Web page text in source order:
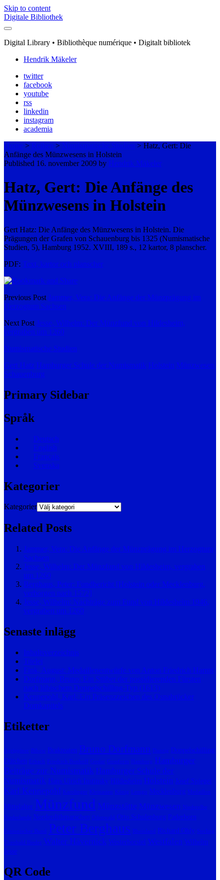
Skip to content
Digitale Bibliothek
Digital Library • Bibliothèque numérique • Digitalt bibliotek
Hendrik Mäkeler
twitter
facebook
youtube
rss
linkedin
instagram
academia
Home > Reihen > Numismatische Studien > Hatz, Gert: Die
Anfänge des Münzwesens in Holstein
Published 16. november 2009 by Hendrik Mäkeler
Hatz, Gert: Die Anfänge des
Münzwesens in Holstein
Gert Hatz: Die Anfänge des Münzwesens in Holstein. Die
Prägungen der Grafen von Schauenburg bis 1325 (Numismatische
Studien, 5), Hamburg 1952. XVIII, 189 s., 12 kartor, 8 planscher.
PDF: Text, kartor och planscher
Previous Post Jammer, Vera: Die Anfänge der Münzprägung im
Herzogtum Sachsen
Next Post Jesse, Wilhelm: Der Münzfund von Hildesheim,
vergraben um 1260
Numismatische Studien
Gert Hatz Hamburger Schule der Numismatik Holstein Münzwesen
Schauenburg
Primary Sidebar
Språk
Deutsch
English
Français
Svenska
Kategorier
Kategorier
Related Posts
Jammer, Vera: Die Anfänge der Münzprägung im Herzogtum
Sachsen
Jesse, Wilhelm: Der Münzfund von Hildesheim, vergraben
um 1260
Berghaus, Peter: Fundbericht [Holstein oder Mecklenburg,
verborgen nach 1572]
Jesse, Wilhelm: Nachträge zum Fund von Hildesheim 1946,
vergraben um 1260
Senaste inlägg
Inhaltsverzeichnis
Titelei
Fink, August: Medaillenentwürfe von Anton Friedrich Harms
Dorfmann, Bruno: Ein Stüber der possidierenden Fürsten
nach lübischem Doppelschilling-Typ (1613)
Kennepohl, Karl: Ein Präsenzzeichen des Osnabrücker
Domkapitels
Etiketter
Agrippiner Bibow Brakteaten Bruno Dorfmann Danzig Doppelschilling
Dütchen
Erbach Friedrich Bonhoff Goslar Gussform Hamburg Hamburger
Beiträge zur Numismatik Hamburger Schule der
Numismatik Hans Ulrich Instinsky Hildesheim Holstein Josef Spiegel
Karl Kennepohl Karolinger Kleinasien König Lemgo Mecklenburg Medaillon
Mittelalter Münzfund Münzstätte Münzwesen
Niederelbe
Niederlande Norderdithmarschen Odenwald Otto Schulenburg Paderborn
Panionischer Bund Peter Berghaus Rheinland Richard Ohly Sterling
Theobald Bieder Walter Hävernick Westerborstel Westfalen Wilhelm
Jesse
QR Code